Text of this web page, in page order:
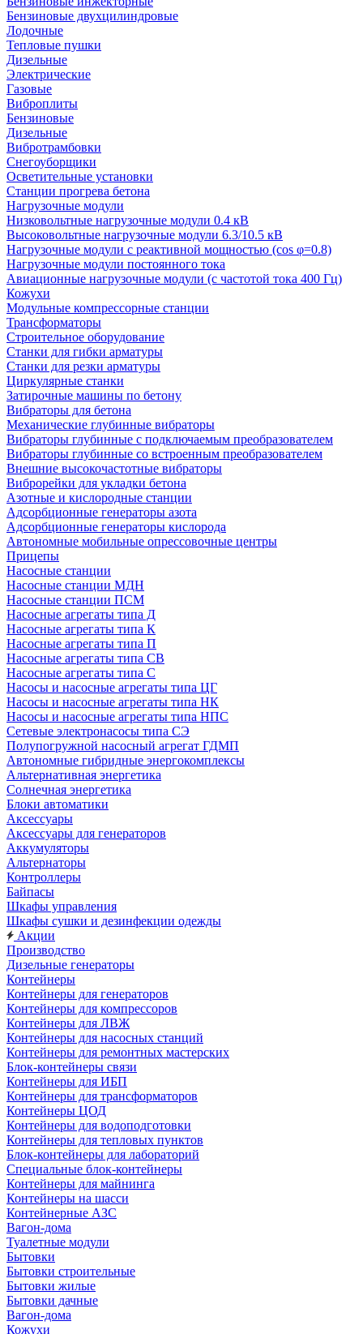
Бензиновые двухцилиндровые
Лодочные
Тепловые пушки
Дизельные
Электрические
Газовые
Виброплиты
Бензиновые
Дизельные
Вибротрамбовки
Снегоуборщики
Осветительные установки
Станции прогрева бетона
Нагрузочные модули
Низковольтные нагрузочные модули 0.4 кВ
Высоковольтные нагрузочные модули 6.3/10.5 кВ
Нагрузочные модули с реактивной мощностью (cos φ=0.8)
Нагрузочные модули постоянного тока
Авиационные нагрузочные модули (с частотой тока 400 Гц)
Кожухи
Модульные компрессорные станции
Трансформаторы
Строительное оборудование
Станки для гибки арматуры
Станки для резки арматуры
Циркулярные станки
Затирочные машины по бетону
Вибраторы для бетона
Механические глубинные вибраторы
Вибраторы глубинные с подключаемым преобразователем
Вибраторы глубинные со встроенным преобразователем
Внешние высокочастотные вибраторы
Виброрейки для укладки бетона
Азотные и кислородные станции
Адсорбционные генераторы азота
Адсорбционные генераторы кислорода
Автономные мобильные опрессовочные центры
Прицепы
Насосные станции
Насосные станции МДН
Насосные станции ПСМ
Насосные агрегаты типа Д
Насосные агрегаты типа К
Насосные агрегаты типа П
Насосные агрегаты типа СВ
Насосные агрегаты типа С
Насосы и насосные агрегаты типа ЦГ
Насосы и насосные агрегаты типа НК
Насосы и насосные агрегаты типа НПС
Сетевые электронасосы типа СЭ
Полупогружной насосный агрегат ГДМП
Автономные гибридные энергокомплексы
Альтернативная энергетика
Солнечная энергетика
Блоки автоматики
Аксессуары
Аксессуары для генераторов
Аккумуляторы
Альтернаторы
Контроллеры
Байпасы
Шкафы управления
Шкафы сушки и дезинфекции одежды
Акции
Производство
Дизельные генераторы
Контейнеры
Контейнеры для генераторов
Контейнеры для компрессоров
Контейнеры для ЛВЖ
Контейнеры для насосных станций
Контейнеры для ремонтных мастерских
Блок-контейнеры связи
Контейнеры для ИБП
Контейнеры для трансформаторов
Контейнеры ЦОД
Контейнеры для водоподготовки
Контейнеры для тепловых пунктов
Блок-контейнеры для лабораторий
Специальные блок-контейнеры
Контейнеры для майнинга
Контейнеры на шасси
Контейнерные АЗС
Вагон-дома
Туалетные модули
Бытовки
Бытовки строительные
Бытовки жилые
Бытовки дачные
Вагон-дома
Кожухи